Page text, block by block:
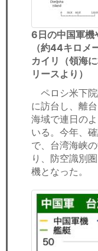
6日の中国軍機
（約44キロメ
カイリ（領海
リースより）
ペロシ米下
に訪台し、離
海域で連日の
いる。今年、
で、台湾海峡
り、防空識別
機となった。